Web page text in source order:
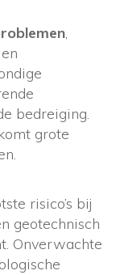
,
bedreiging.
grote
risico’s bij
geotechnisch
Onverwachte